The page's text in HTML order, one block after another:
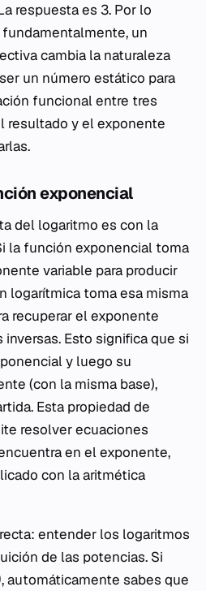
respuesta es 3. Por lo
un
cambia la naturaleza
un número estático para
funcional entre tres
resultado y el exponente
exponencial
del logaritmo es con la
la función exponencial toma
variable para producir
logarítmica toma esa misma
recuperar el exponente
Esto significa que si
y luego su
(con la misma base),
Esta propiedad de
resolver ecuaciones
en el exponente,
con la aritmética
entender los logaritmos
de las potencias. Si
, automáticamente sabes que